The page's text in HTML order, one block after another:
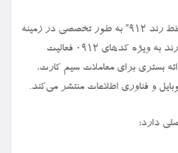
وبسایت rond912.ir با عنوان “خط رند ۹۱۲” به طور تخصصی در زمینه
خرید و فروش سیم کارت‌های رند به ویژه کدهای ۰۹۱۲ فعالیت
بستری برای معاملات سیم کارت،
و فناوری اطلاعات منتشر می‌کند.